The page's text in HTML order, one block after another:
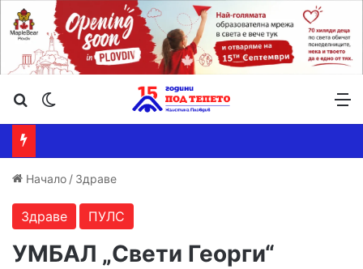
Търсене ...
Начало / Здраве
Здраве ПУЛС
УМБАЛ „Свети Георги“